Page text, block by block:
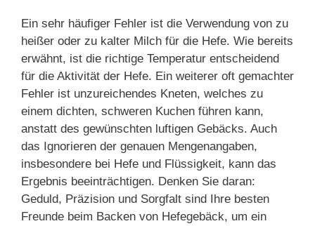
Ein sehr häufiger Fehler ist die Verwendung von zu
heißer oder zu kalter Milch für die Hefe. Wie bereits
erwähnt, ist die richtige Temperatur entscheidend
für die Aktivität der Hefe. Ein weiterer oft gemachter
Fehler ist unzureichendes Kneten, welches zu
einem dichten, schweren Kuchen führen kann,
anstatt des gewünschten luftigen Gebäcks. Auch
das Ignorieren der genauen Mengenangaben,
insbesondere bei Hefe und Flüssigkeit, kann das
Ergebnis beeinträchtigen. Denken Sie daran:
Geduld, Präzision und Sorgfalt sind Ihre besten
Freunde beim Backen von Hefegebäck, um ein